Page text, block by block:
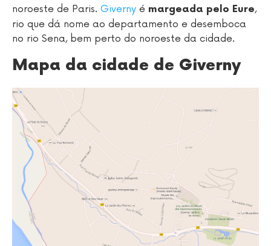
noroeste de Paris. Giverny é margeada pelo Eure,
rio que dá nome ao departamento e desemboca
no rio Sena, bem perto do noroeste da cidade.
Mapa da cidade de Giverny